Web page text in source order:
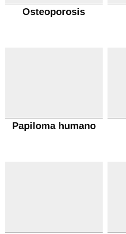
Osteoporosis
Papiloma humano